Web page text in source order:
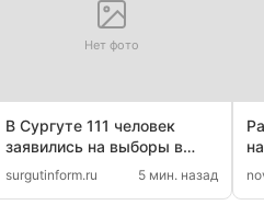
Нет фото
В Сургуте 111 человек
заявились на выборы в
городскую думу
surgutinform.ru 5 мин. назад